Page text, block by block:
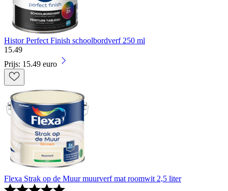
Histor Perfect Finish schoolbordverf 250 ml
15.49
Prijs: 15.49 euro
Flexa Strak op de Muur muurverf mat roomwit 2,5 liter